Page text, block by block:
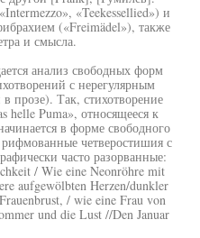
«Teekessellied») и
(«Freimädel»), также
и смысла.
анализ свободных форм
с нерегулярным
прозе). Так, стихотворение
helle Puma», относящееся к
в форме свободного
четверостишия с
часто разорванные:
/ Wie eine Neonröhre mit
aufgewölbten Herzen/dunkler
/ wie eine Frau von
und die Lust //Den Januar